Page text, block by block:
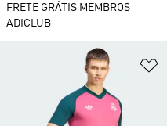
FRETE GRÁTIS MEMBROS
ADICLUB